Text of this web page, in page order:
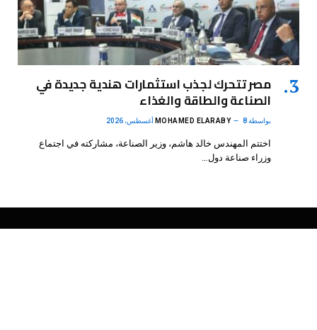
مصر تتحرك لجذب استثمارات هندية جديدة في
الصناعة والطاقة والغذاء
بواسطة MOHAMED ELARABY 8 أغسطس، 2026
اختتم المهندس خالد هاشم، وزير الصناعة، مشاركته في اجتماع
وزراء صناعة دول…